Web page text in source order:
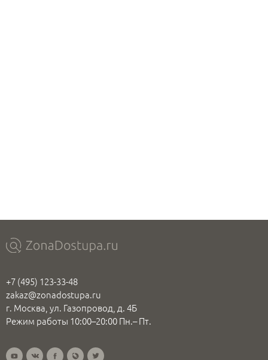
+7 (495) 123-33-48
zakaz@zonadostupa.ru
г. Москва, ул. Газопровод, д. 4Б
Режим работы 10:00–20:00 Пн.– Пт.